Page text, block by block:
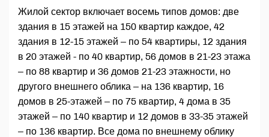
Жилой сектор включает восемь типов домов: две
здания в 15 этажей на 150 квартир каждое, 42
здания в 12-15 этажей – по 54 квартиры, 12 здания
в 20 этажей - по 40 квартир, 56 домов в 21-23 этажа
– по 88 квартир и 36 домов 21-23 этажности, но
другого внешнего облика – на 136 квартир, 16
домов в 25-этажей – по 75 квартир, 4 дома в 35
этажей – по 140 квартир и 12 домов в 33-35 этажей
– по 136 квартир. Все дома по внешнему облику